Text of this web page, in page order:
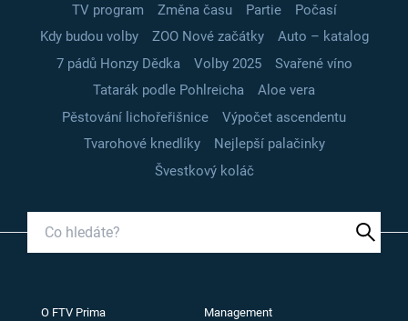
TV program
Změna času Partie
Počasí
Kdy budou volby
ZOO Nové začátky
Auto – katalog
7 pádů Honzy Dědka
Volby 2025
Svařené víno
Tatarák podle Pohlreicha
Aloe vera
Pěstování lichořeřišnice
Výpočet ascendentu
Tvarohové knedlíky
Nejlepší palačinky
Švestkový koláč
O FTV Prima Management